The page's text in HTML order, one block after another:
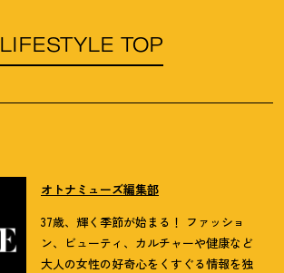
LIFESTYLE TOP
オトナミューズ編集部
37歳、輝く季節が始まる！ ファッショ
ン、ビューティ、カルチャーや健康など
大人の女性の好奇心をくすぐる情報を独